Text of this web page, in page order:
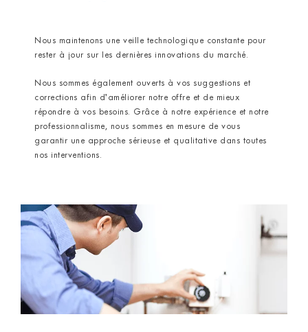
Nous maintenons une veille technologique constante pour
rester à jour sur les dernières innovations du marché.
Nous sommes également ouverts à vos suggestions et
corrections afin d’améliorer notre offre et de mieux
répondre à vos besoins. Grâce à notre expérience et notre
professionnalisme, nous sommes en mesure de vous
garantir une approche sérieuse et qualitative dans toutes
nos interventions.